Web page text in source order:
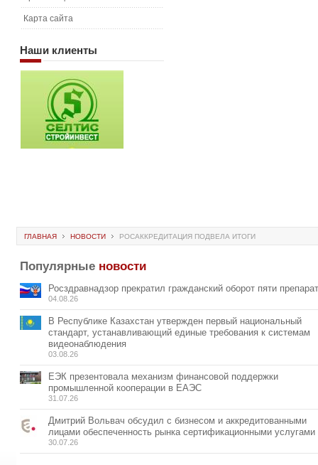
Карта сайта
Наши клиенты
ГЛАВНАЯ НОВОСТИ РОСАККРЕДИТАЦИЯ ПОДВЕЛА ИТОГИ
Популярные новости
Росздравнадзор прекратил гражданский оборот пяти
04.08.26
В Республике Казахстан утвержден первый национальный
стандарт, устанавливающий единые требования к системам
видеонаблюдения
03.08.26
ЕЭК презентовала механизм финансовой поддержки
промышленной кооперации в ЕАЭС
31.07.26
Дмитрий Вольвач обсудил с бизнесом и аккредитованными
лицами обеспеченность рынка сертификационными услугами
30.07.26